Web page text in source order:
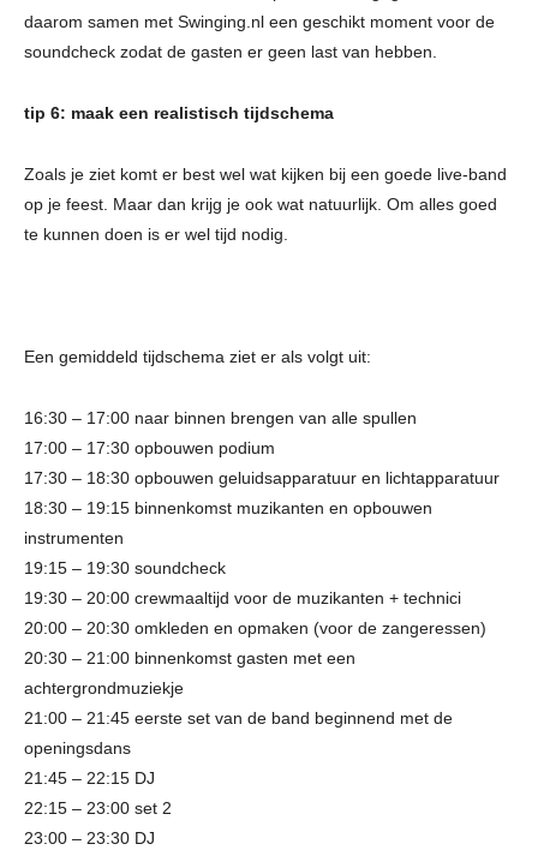
daarom samen met Swinging.nl een geschikt moment voor de
soundcheck zodat de gasten er geen last van hebben.
tip 6: maak een realistisch tijdschema
Zoals je ziet komt er best wel wat kijken bij een goede live-band
op je feest. Maar dan krijg je ook wat natuurlijk. Om alles goed
te kunnen doen is er wel tijd nodig.
Een gemiddeld tijdschema ziet er als volgt uit:
16:30 – 17:00 naar binnen brengen van alle spullen
17:00 – 17:30 opbouwen podium
17:30 – 18:30 opbouwen geluidsapparatuur en lichtapparatuur
18:30 – 19:15 binnenkomst muzikanten en opbouwen
instrumenten
19:15 – 19:30 soundcheck
19:30 – 20:00 crewmaaltijd voor de muzikanten + technici
20:00 – 20:30 omkleden en opmaken (voor de zangeressen)
20:30 – 21:00 binnenkomst gasten met een
achtergrondmuziekje
21:00 – 21:45 eerste set van de band beginnend met de
openingsdans
21:45 – 22:15 DJ
22:15 – 23:00 set 2
23:00 – 23:30 DJ